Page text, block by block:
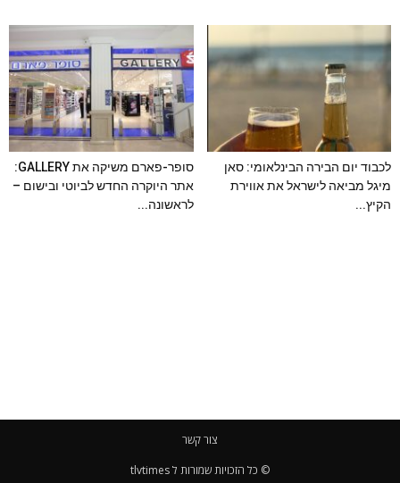
לכבוד יום הבירה הבינלאומי: סאן
מיגל מביאה לישראל את אווירת
הקיץ...
סופר-פארם משיקה את GALLERY:
אתר היוקרה החדש לביוטי ובישום –
לראשונה...
צור קשר
© כל הזכויות שמורות ל tlvtimes